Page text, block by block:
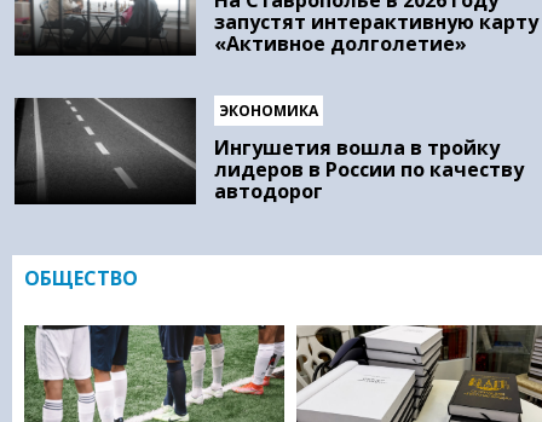
запустят интерактивную карту
«Активное долголетие»
ЭКОНОМИКА
Ингушетия вошла в тройку
лидеров в России по качеству
автодорог
ОБЩЕСТВО